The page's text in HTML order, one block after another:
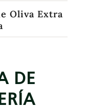
Oliva Extra
DE